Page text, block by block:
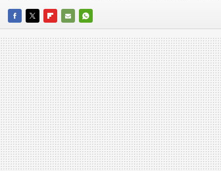
FACEBOOK
TWITTERFLIPBOARD
E-
MAIL
WHATSAPP